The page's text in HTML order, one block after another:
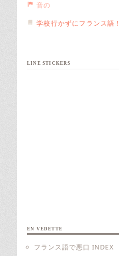
音の
学校行かずにフランス語！
LINE STICKERS
EN VEDETTE
フランス語で悪口 INDEX